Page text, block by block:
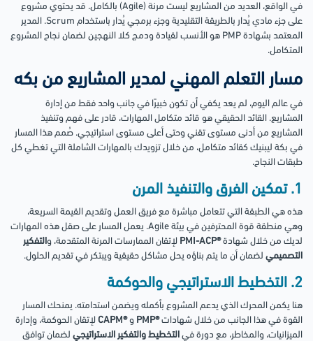
في الواقع، العديد من المشاريع ليست مرنة (Agile) بالكامل. قد يحتوي مشروع
على جزء مادي يُدار بالطريقة التقليدية وجزء برمجي يُدار باستخدام Scrum. المدير
المعتمد بشهادة PMP هو الأنسب لقيادة ودمج كلا النهجين لضمان نجاح المشروع
المتكامل.
مسار التعلم المهني لمدير المشاريع من بكه
في عالم اليوم، لم يعد يكفي أن تكون خبيرًا في جانب واحد فقط من إدارة
المشاريع. القائد الحقيقي هو قائد متكامل المهارات، قادر على فهم وتنفيذ
المشاريع من أدنى مستوى تقني وحتى أعلى مستوى استراتيجي. صُمم هذا المسار
في بكة ليبنيك كقائد متكامل، من خلال تزويدك بالمهارات الشاملة التي تغطي كل
طبقات النجاح.
1. تمكين الفرق والتنفيذ المرن
هذه هي الطبقة التي تتعامل مباشرة مع فريق العمل وتقديم القيمة السريعة،
وهي منطقة قوة المحترفين في بيئة Agile. يعمل المسار على صقل هذه المهارات
لديك من خلال شهادة®PMI-ACP لإتقان الممارسات المرنة المتقدمة، و التفكير
التصميمي لضمان أن ما يتم بناؤه يحل مشاكل حقيقية ويبتكر في تقديم الحلول.
2. التخطيط الاستراتيجي والحوكمة
هنا يكمن المحرك الذي يدعم المشروع بأكمله ويضمن استدامته. يمنحك المسار
القوة في هذا الجانب من خلال شهادات®PMP و®CAPM
لإتقان الحوكمة، وإدارة
الميزانيات، والمخاطر، مع دورة في التخطيط والتفكير الاستراتيجي لضمان توافق